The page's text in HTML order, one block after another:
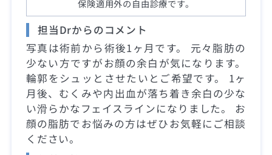
保険適用外の自由診療です。
担当Drからのコメント
写真は術前から術後1ヶ月です。 元々脂肪の
少ない方ですがお顔の余白が気になります。
輪郭をシュッとさせたいとご希望です。 1ヶ
月後、むくみや内出血が落ち着き余白の少な
い滑らかなフェイスラインになりました。 お
顔の脂肪でお悩みの方はぜひお気軽にご相談
ください。